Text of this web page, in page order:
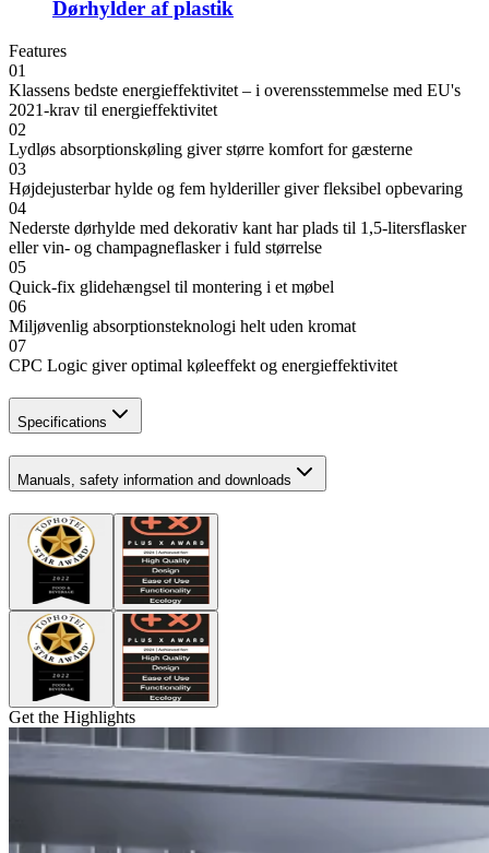
Dørhylder af plastik
Features
01
Klassens bedste energieffektivitet – i overensstemmelse med EU's
2021-krav til energieffektivitet
02
Lydløs absorptionskøling giver større komfort for gæsterne
03
Højdejusterbar hylde og fem hylderiller giver fleksibel opbevaring
04
Nederste dørhylde med dekorativ kant har plads til 1,5-litersflasker
eller vin- og champagneflasker i fuld størrelse
05
Quick-fix glidehængsel til montering i et møbel
06
Miljøvenlig absorptionsteknologi helt uden kromat
07
CPC Logic giver optimal køleeffekt og energieffektivitet
Specifications
Manuals, safety information and downloads
Get the Highlights